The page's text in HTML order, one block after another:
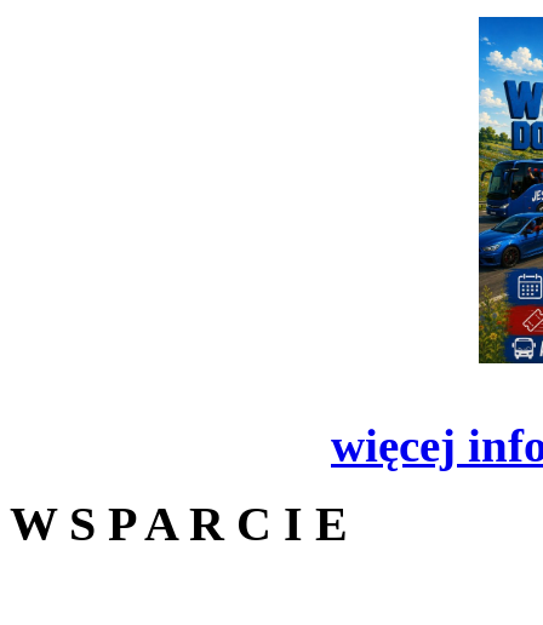
więcej
W S P A R C I E